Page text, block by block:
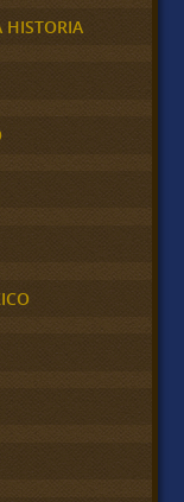
HISTORIA